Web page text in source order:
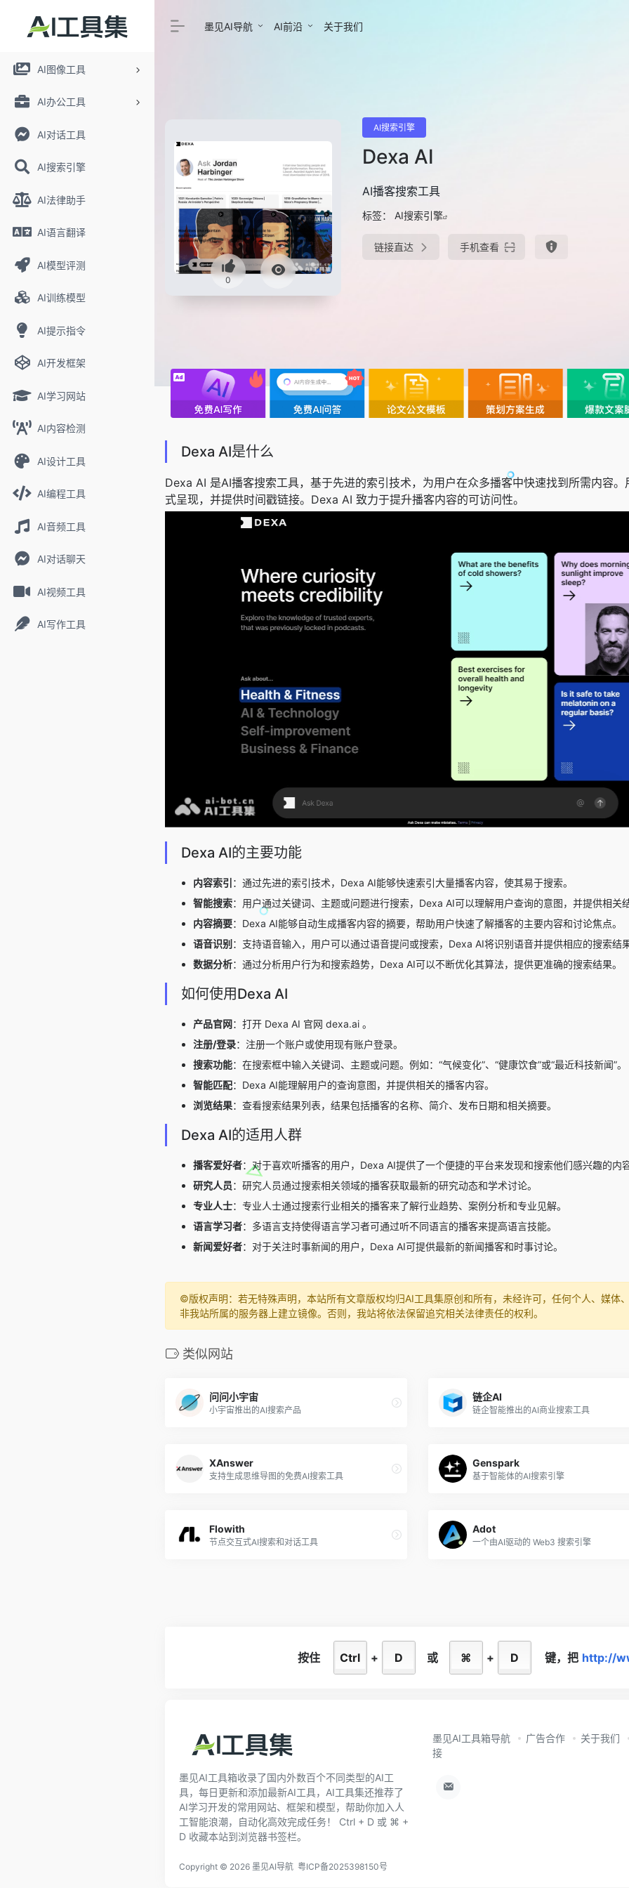
AI图像工具
AI办公工具
AI对话工具
AI搜索引擎
AI法律助手
AI语言翻译
AI模型评测
AI训练模型
AI提示指令
AI开发框架
AI学习网站
AI内容检测
AI设计工具
AI编程工具
AI音频工具
AI对话聊天
AI视频工具
AI写作工具
墨见AI导航 AI前沿 关于我们
0
AI搜索引擎
Dexa AI
AI播客搜索工具
标签： AI搜索引擎
链接直达 手机查看
Dexa AI是什么
Dexa AI 是AI播客搜索工具，基于先进的索引技术，为用户在众多播客中快速找到所需内容
式呈现，并提供时间戳链接。Dexa AI 致力于提升播客内容的可访问性。
Dexa AI的主要功能
内容索引 ：通过先进的索引技术，Dexa AI能够快速索引大量播客内容，使其易于搜索。
智能搜索：用户通过关键词、主题或问题进行搜索，Dexa AI可以理解用户查询的意图，并提供相关
内容摘要：Dexa AI能够自动生成播客内容的摘要，帮助用户快速了解播客的主要内容和讨论焦点。
语音识别 ：支持语音输入，用户可以通过语音提问或搜索，Dexa AI将识别语音并提供相应的搜索结
数据分析：通过分析用户行为和搜索趋势，Dexa AI可以不断优化其算法，提供更准确的搜索结果。
如何使用Dexa AI
产品官网：打开 Dexa AI 官网 dexa.ai 。
注册/登录：注册一个账户或使用现有账户登录。
搜索功能：在搜索框中输入关键词、主题或问题。例如：“气候变化”、“健康饮食”或“最近科技新闻”。
智能匹配：Dexa AI能理解用户的查询意图，并提供相关的播客内容。
浏览结果：查看搜索结果列表，结果包括播客的名称、简介、发布日期和相关摘要。
Dexa AI的适用人群
播客爱好者：对于喜欢听播客的用户，Dexa AI提供了一个便捷的平台来发现和搜索他们感兴趣的内
研究人员：研究人员通过搜索相关领域的播客获取最新的研究动态和学术讨论。
专业人士：专业人士通过搜索行业相关的播客来了解行业趋势、案例分析和专业见解。
语言学习者：多语言支持使得语言学习者可通过听不同语言的播客来提高语言技能。
新闻爱好者：对于关注时事新闻的用户，Dexa AI可提供最新的新闻播客和时事讨论。
©️版权声明：若无特殊声明，本站所有文章版权均归AI工具集原创和所有，未经许可，任何个人、媒体
非我站所属的服务器上建立镜像。否则，我站将依法保留追究相关法律责任的权利。
类似网站
问问小宇宙
小宇宙推出的AI搜索产品
链企AI
链企智能推出的AI商业搜索工具
XAnswer
支持生成思维导图的免费AI搜索工具
Genspark
基于智能体的AI搜索引擎
Flowith
节点交互式AI搜索和对话工具
Adot
一个由AI驱动的 Web3 搜索引擎
按住 Ctrl + D 或 ⌘ + D 键， 把 http://
墨见AI工具箱收录了国内外数百个不同类型的AI工
具，每日更新和添加最新AI工具，AI工具集还推荐了
AI学习开发的常用网站、框架和模型，帮助你加入人
工智能浪潮，自动化高效完成任务！ Ctrl + D 或 ⌘ +
D 收藏本站到浏览器书签栏。
墨见AI工具箱导航 广告合作
关于我们
接
Copyright © 2026 墨见AI导航 粤ICP备2025398150号